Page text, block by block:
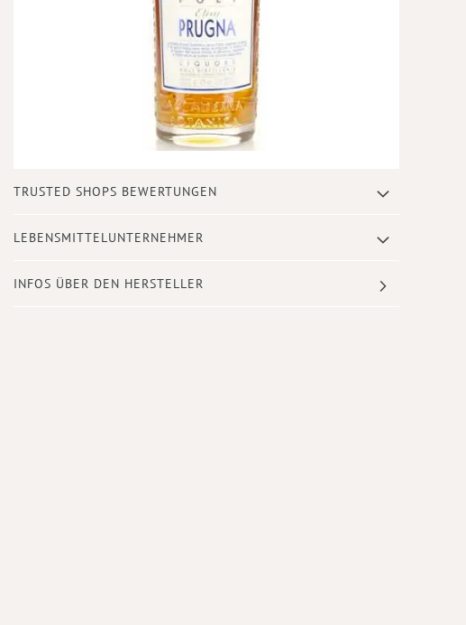
Anfang
Bildergalerie
TRUSTED SHOPS BEWERTUNGEN
LEBENSMITTELUNTERNEHMER
INFOS ÜBER DEN HERSTELLER